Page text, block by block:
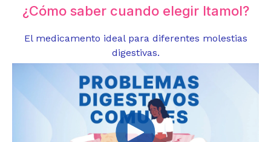
¿Cómo saber cuando elegir Itamol?
El medicamento ideal para diferentes molestias
digestivas.